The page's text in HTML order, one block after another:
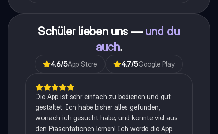
Schüler lieben uns — und du
auch.
4.6/5App Store 4.7/5Google Play
Die App ist sehr einfach zu bedienen und gut
gestaltet. Ich habe bisher alles gefunden,
wonach ich gesucht habe, und konnte viel aus
den Präsentationen lernen! Ich werde die App